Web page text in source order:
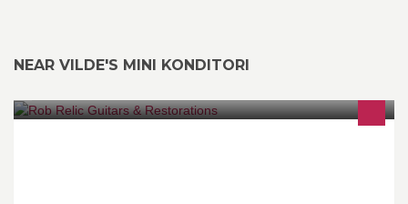
NEAR VILDE'S MINI KONDITORI